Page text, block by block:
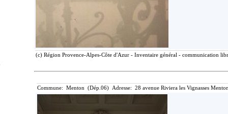
(c) Région Provence-Alpes-Côte d'Azur - Inventaire général - communication
Commune: Menton (Dép.06) Adresse: 28 avenue Riviera les Vignasses